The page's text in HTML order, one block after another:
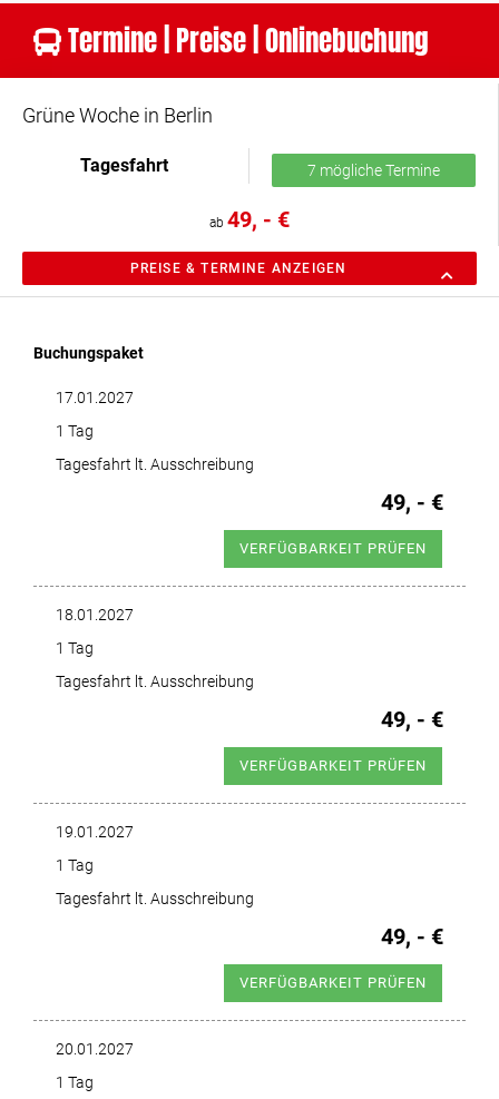
Termine | Preise | Onlinebuchung
Grüne Woche in Berlin
Tagesfahrt 7 mögliche Termine
ab 49, - €
PREISE & TERMINE ANZEIGEN
Buchungspaket
17.01.2027
1 Tag
Tagesfahrt lt. Ausschreibung
49, - €
VERFÜGBARKEIT PRÜFEN
18.01.2027
1 Tag
Tagesfahrt lt. Ausschreibung
49, - €
VERFÜGBARKEIT PRÜFEN
19.01.2027
1 Tag
Tagesfahrt lt. Ausschreibung
49, - €
VERFÜGBARKEIT PRÜFEN
20.01.2027
1 Tag